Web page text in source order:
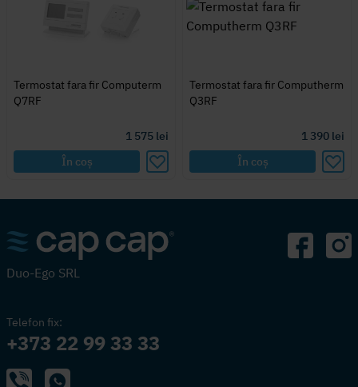
Termostat fara fir Computerm
Q7RF
1 575 lei
În coș
Termostat fara fir Computherm
Q3RF
1 390 lei
În coș
Duo-Ego SRL
Telefon fix:
+373 22 99 33 33